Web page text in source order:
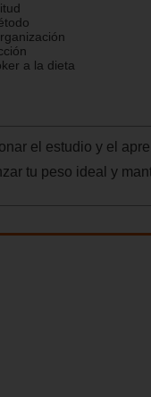
a la dieta
el estudio y el
tu peso ideal y